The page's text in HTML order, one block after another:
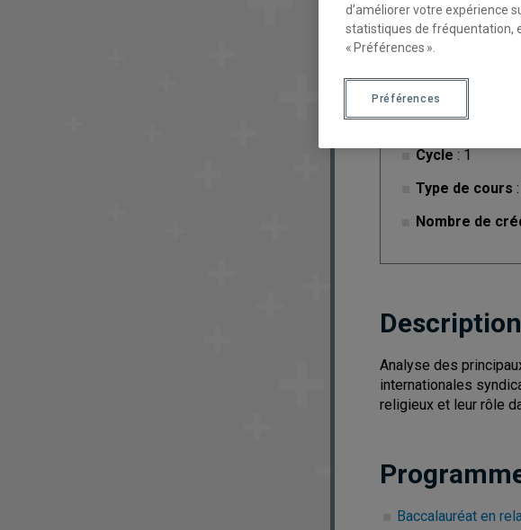
Description
Cycle : 1
Type de cours
Nombre de
Description
Analyse des
internationales
religieux et leur rôle
Baccalauréat en
d’améliorer votre expérience
statistiques de fréquentation,
« Préférences ».
Préférences